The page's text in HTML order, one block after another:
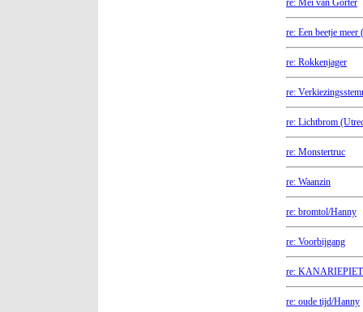
re: Mei van Gorter
re: Een beetje
re: Rokkenjager
re:
re: Lichtbrom
re: Monstertruc
re: Waanzin
re: bromtol/Hanny
re: Voorbijgang
re:
re: oude tijd/Hanny